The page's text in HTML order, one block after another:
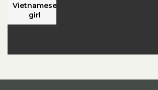
Vietnamese
girl